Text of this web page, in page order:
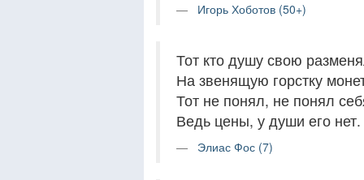
Игорь Хоботов (50+)
Тот кто душу свою
На звенящую горстку
Тот не понял, не понял
Ведь цены, у души его нет.
Элиас Фос (7)